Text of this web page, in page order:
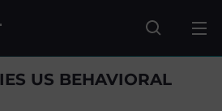
Fonds
US BEHAVIORAL